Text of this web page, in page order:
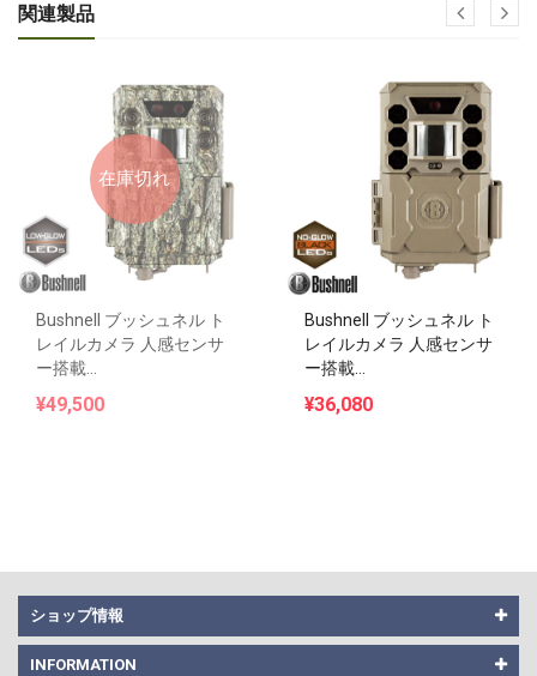
関連製品
在庫切れ
Bushnell ブッシュネル ト
レイルカメラ 人感センサ
ー搭載...
¥49,500
Bushnell ブッシュネル ト
レイルカメラ 人感センサ
ー搭載...
¥36,080
ショップ情報
INFORMATION